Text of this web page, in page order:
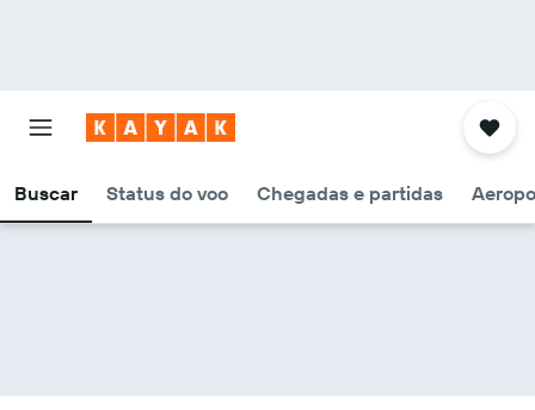
Buscar Status do voo Chegadas e partidas